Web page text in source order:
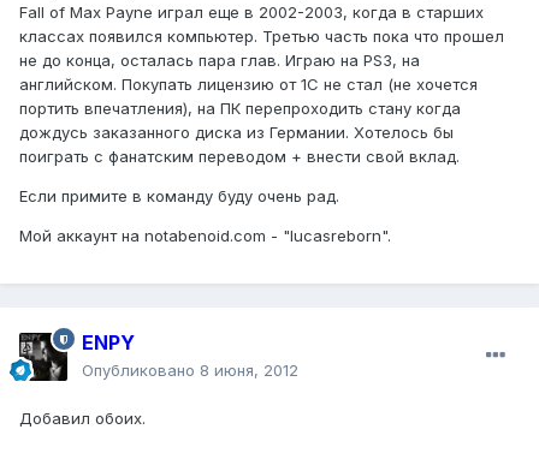
Fall of Max Payne играл еще в 2002-2003, когда в старших
классах появился компьютер. Третью часть пока что прошел
не до конца, осталась пара глав. Играю на PS3, на
английском. Покупать лицензию от 1С не стал (не хочется
портить впечатления), на ПК перепроходить стану когда
дождусь заказанного диска из Германии. Хотелось бы
поиграть с фанатским переводом + внести свой вклад.
Если примите в команду буду очень рад.
Мой аккаунт на notabenoid.com - "lucasreborn".
ENPY
Опубликовано 8 июня, 2012
Добавил обоих.